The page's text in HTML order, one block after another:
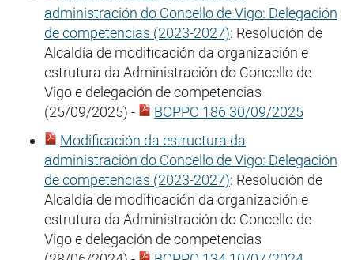
administración do Concello de Vigo: Delegación
de competencias (2023-2027): Resolución de
Alcaldía de modificación da organización e
estrutura da Administración do Concello de
Vigo e delegación de competencias
(25/09/2025) -
BOPPO 186 30/09/2025
Modificación da estructura da
administración do Concello de Vigo: Delegación
de competencias (2023-2027): Resolución de
Alcaldía de modificación da organización e
estrutura da Administración do Concello de
Vigo e delegación de competencias